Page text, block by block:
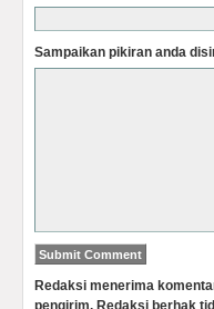
Sampaikan pikiran anda
Redaksi menerima
pengirim. Redaksi berhak